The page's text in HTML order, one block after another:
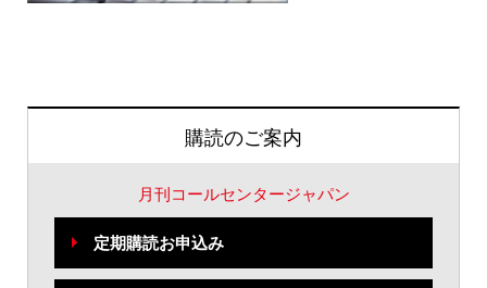
購読のご案内
月刊コールセンタージャパン
定期購読お申込み